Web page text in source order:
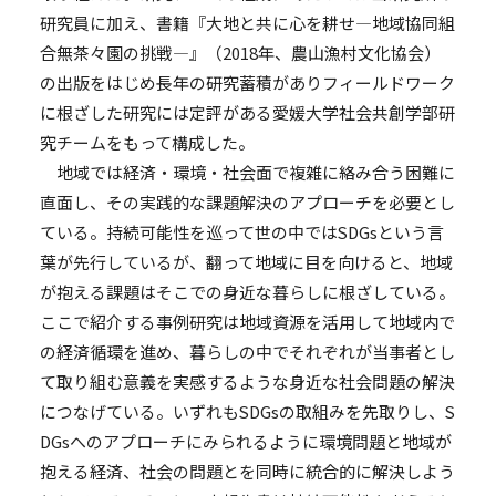
研究員に加え、書籍『大地と共に心を耕せ―地域協同組
合無茶々園の挑戦―』（2018年、農山漁村文化協会）
の出版をはじめ長年の研究蓄積がありフィールドワーク
に根ざした研究には定評がある愛媛大学社会共創学部研
究チームをもって構成した。
地域では経済・環境・社会面で複雑に絡み合う困難に
直面し、その実践的な課題解決のアプローチを必要とし
ている。持続可能性を巡って世の中ではSDGsという言
葉が先行しているが、翻って地域に目を向けると、地域
が抱える課題はそこでの身近な暮らしに根ざしている。
ここで紹介する事例研究は地域資源を活用して地域内で
の経済循環を進め、暮らしの中でそれぞれが当事者とし
て取り組む意義を実感するような身近な社会問題の解決
につなげている。いずれもSDGsの取組みを先取りし、S
DGsへのアプローチにみられるように環境問題と地域が
抱える経済、社会の問題とを同時に統合的に解決しよう